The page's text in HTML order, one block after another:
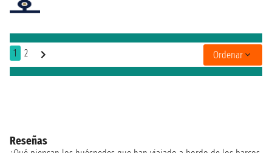
1 2 Ordenar
Reseñas